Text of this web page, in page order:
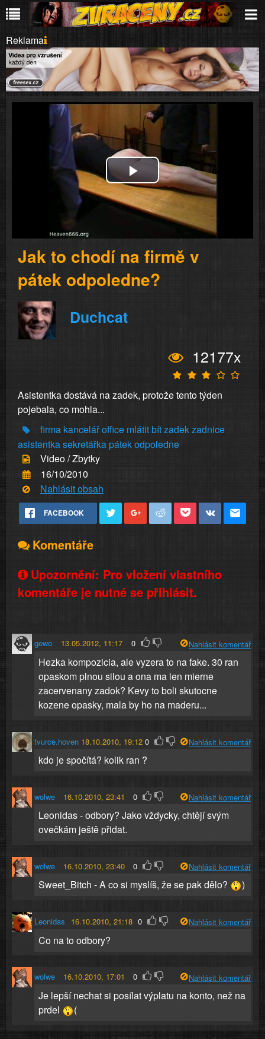
Reklama
Play
Video
Jak to chodí na firmě v
pátek odpoledne?
Duchcat
12177x
Asistentka dostává na zadek, protože tento týden
pojebala, co mohla...
firma kancelářoffice mlátitbítzadekzadnice
asistentkasekretářkapátekodpoledne
Video / Zbytky
16/10/2010
Nahlásit obsah
FACEBOOK
Komentáře
Upozornění: Pro vložení vlastního
komentáře je nutné se přihlásit.
gewo 13.05.2012, 11:17 0 Nahlásit komentář
Hezka kompozicia, ale vyzera to na fake. 30 ran
opaskom plnou silou a ona ma len mierne
zacervenany zadok? Kevy to boli skutocne
kozene opasky, mala by ho na maderu...
tvurce.hoven 18.10.2010, 19:12 0 Nahlásit komentář
kdo je spočítá? kolik ran ?
wolwe 16.10.2010, 23:41 0 Nahlásit komentář
Leonidas - odbory? Jako vždycky, chtějí svým
ovečkám ještě přidat.
wolwe 16.10.2010, 23:40 0 Nahlásit komentář
Sweet_Bitch - A co si myslíš, že se pak dělo? )
Leonidas 16.10.2010, 21:18 0 Nahlásit komentář
Co na to odbory?
wolwe 16.10.2010, 17:01 0 Nahlásit komentář
Je lepší nechat si posílat výplatu na konto, než na
prdel
(